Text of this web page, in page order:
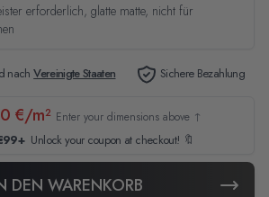
erforderlich, glatte matte, nicht für
nachVereinigte Staaten Sichere Bezahlung
€/m² Enter your dimensions above ↑
Unlock your coupon at checkout! 🔖
DEN WARENKORB